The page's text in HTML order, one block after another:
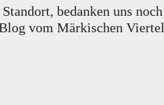
bedanken uns
vom Märkischen